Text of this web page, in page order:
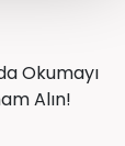
Okumayı
Alın!